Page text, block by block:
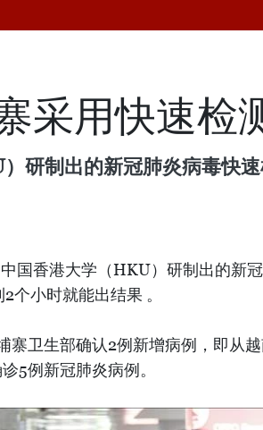
采用快速检
研制出的新冠肺炎病毒快
国香港大学（HKU）研制出的新
个小时就能出结果 。
寨卫生部确认2例新增病例，即从
5例新冠肺炎病例。